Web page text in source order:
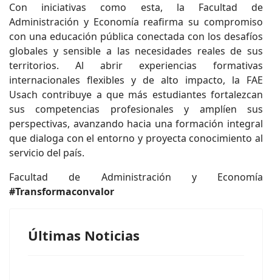
Con iniciativas como esta, la Facultad de
Administración y Economía reafirma su compromiso
con una educación pública conectada con los desafíos
globales y sensible a las necesidades reales de sus
territorios. Al abrir experiencias formativas
internacionales flexibles y de alto impacto, la FAE
Usach contribuye a que más estudiantes fortalezcan
sus competencias profesionales y amplíen sus
perspectivas, avanzando hacia una formación integral
que dialoga con el entorno y proyecta conocimiento al
servicio del país.
Facultad de Administración y Economía
#Transformaconvalor
Últimas Noticias